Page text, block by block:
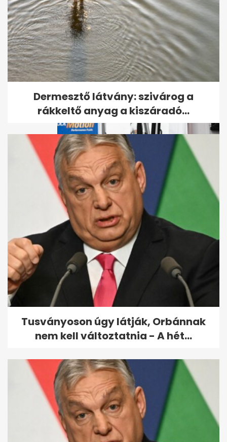
Kiderült, hogyan végzett
gyilkosa a Budapesten eltűnt
amerikai...
Egy hétig országos rendőrségi
ellenőrzést tartanak a
közutakon
Dermesztő látvány: szivárog a
rákkeltő anyag a kiszáradó...
Tusványoson úgy látják, Orbánnak
nem kell változtatnia - A hét...